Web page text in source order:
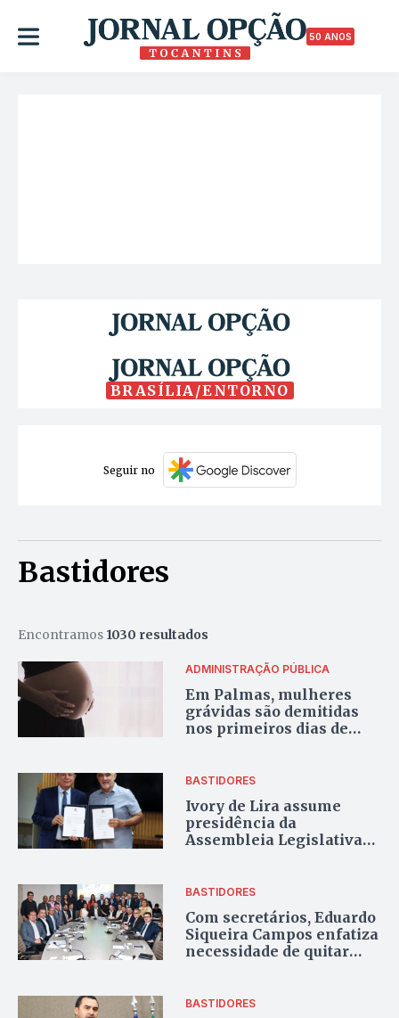
50 ANOS
BRASÍLIA/ENTORNO
Seguir no
Bastidores
Encontramos 1030 resultados
ADMINISTRAÇÃO PÚBLICA
Em Palmas, mulheres
grávidas são demitidas
nos primeiros dias de
BASTIDORES
Ivory de Lira assume
presidência da
Assembleia Legislativa
BASTIDORES
Com secretários, Eduardo
Siqueira Campos enfatiza
necessidade de quitar
BASTIDORES